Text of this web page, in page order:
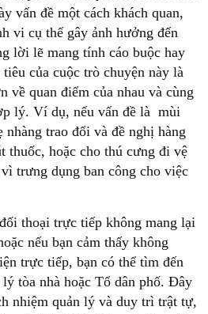
vấn đề một cách khách quan,
vi cụ thể gây ảnh hưởng đến
lời lẽ mang tính cáo buộc hay
của cuộc trò chuyện này là
về quan điểm của nhau và cùng
lý. Ví dụ, nếu vấn đề là mùi
nhàng trao đổi và đề nghị hàng
thuốc, hoặc cho thú cưng đi vệ
trưng dụng ban công cho việc
thoại trực tiếp không mang lại
nếu bạn cảm thấy không
trực tiếp, bạn có thể tìm đến
tòa nhà hoặc Tổ dân phố. Đây
nhiệm quản lý và duy trì trật tự,